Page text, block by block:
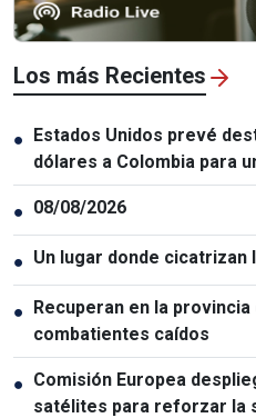
Los más Recientes
● Estados Unidos prevé
dólares a Colombia para
● 08/08/2026
● Un lugar donde cicatrizan
● Recuperan en la
combatientes caídos
● Comisión Europea
satélites para reforzar la